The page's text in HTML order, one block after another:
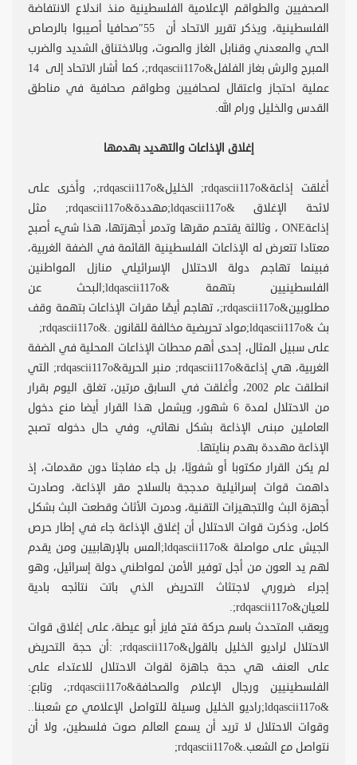
الصحفيين والطواقم الإعلامية الفلسطينية منذ اندلاع الانتفاضة
الفلسطينية، ويذكر تقرير الاتحاد أن 55″صحافيا أصيبوا بالرصاص
الحي والمعدني وقنابل الغاز والصوت، وبالاختناق الشديد والضرب
المبرح والرش بغاز الفلفل&rdqascii117o;، كما أشار الاتحاد إلى 14
عملية احتجاز واعتقال لصحافيين وطواقم صحافية في مناطق
القدس والخليل ورام الله.
إغلاق الإذاعات والتهديد بهدمها
أغلقت إذاعة&rdqascii117o; الخليل&rdqascii117o;، وأخرى على
لائحة الإغلاق &ldqascii117o;مهددة&rdqascii117o; مثل
إذاعةONE ، وثالثة يقتحم مقرها وتدمر أجهزتها، هذا شيء أصبح
معتادا تتعرض له الإذاعات الفلسطينية القائمة في الضفة الغربية،
فبينما تهاجم دولة الاحتلال الإسرائيلي منازل المواطنين
الفلسطينيين بتهمة &ldqascii117o;البحث عن
مطلوبين&rdqascii117o;، تهاجم أيضًا مقرات الإذاعات بتهمة وقف
بث &ldqascii117o;مواد تحريضية مخالفة للقانون .&rdqascii117o;
على سبيل المثال، إحدى أهم محطات الإذاعات المحلية في الضفة
الغربية، هي إذاعة&rdqascii117o; منبر الحرية&rdqascii117o; التي
انطلقت عام 2002، وأغلقت في السابق مرتين، تغلق اليوم بقرار
من الاحتلال لمدة 6 شهور، ويشمل هذا القرار أيضا منع دخول
العاملين مبنى الإذاعة بشكل نهائي، وفي حال دخوله تصبح
الإذاعة مهددة بهدم بنايتها.
لم يكن القرار مكتوبا أو شفويًا، بل جاء مفاجئا دون مقدمات، إذ
داهمت قوات إسرائيلية مدججة بالسلاح مقر الإذاعة، وصادرت
أجهزة البث والتجهيزات التقنية، ودمرت الأثاث وقطعت البث بشكل
كامل، وذكرت قوات الاحتلال أن إغلاق الإذاعة جاء في إطار حرص
الجيش على مواصلة &ldqascii117o;المس بالإرهابيين ومن يقدم
لهم يد العون من أجل توفير الأمن لمواطني دولة إسرائيل، وهو
إجراء ضروري لاجتثاث التحريض الذي باتت نتائجه بادية
للعيان&rdqascii117o;.
ويعقب المتحدث باسم حركة فتح فايز أبو عيطة، على إغلاق قوات
الاحتلال لراديو الخليل بالقول&rdqascii117o; :أن حجة التحريض
على العنف هي حجة جاهزة لقوات الاحتلال للاعتداء على
الفلسطينيين ورجال الإعلام والصحافة&rdqascii117o;، وتابع:
&ldqascii117o;راديو الخليل وسيلة للتواصل الإعلامي مع شعبنا..
وقوات الاحتلال لا تريد أن يسمع العالم صوت فلسطين، ولا أن
نتواصل مع الشعب.&rdqascii117o;